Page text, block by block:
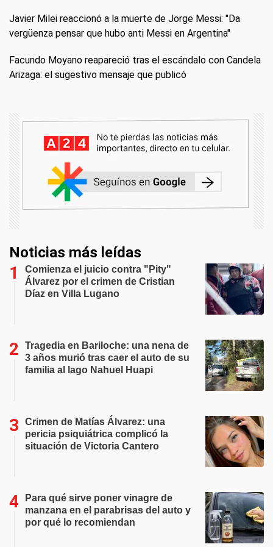
Javier Milei reaccionó a la muerte de Jorge Messi: "Da
vergüenza pensar que hubo anti Messi en Argentina"
Facundo Moyano reapareció tras el escándalo con Candela
Arizaga: el sugestivo mensaje que publicó
Noticias más leídas
Comienza el juicio contra "Pity"
Álvarez por el crimen de Cristian
Díaz en Villa Lugano
Tragedia en Bariloche: una nena de
3 años murió tras caer el auto de su
familia al lago Nahuel Huapi
Crimen de Matías Álvarez: una
pericia psiquiátrica complicó la
situación de Victoria Cantero
Para qué sirve poner vinagre de
manzana en el parabrisas del auto y
por qué lo recomiendan